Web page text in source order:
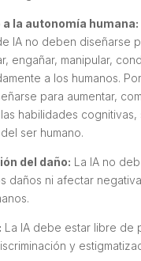
la autonomía humana:
IA no deben diseñarse
engañar, manipular,
a los humanos.
para aumentar,
habilidades cognitivas,
ser humano.
del daño: La IA no
daños ni afectar
La IA debe estar libre de
y